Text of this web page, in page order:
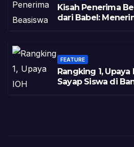
Kisah Penerima
dari Babel:
FEATURE
Rangking 1,
Sayap Siswa di